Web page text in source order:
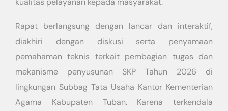
Rapat berlangsung dengan lancar dan interaktif,
diakhiri dengan diskusi serta penyamaan
pemahaman teknis terkait pembagian tugas dan
mekanisme penyusunan SKP Tahun 2026 di
lingkungan Subbag Tata Usaha Kantor Kementerian
Agama Kabupaten Tuban. Karena terkendala